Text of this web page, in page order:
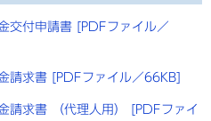
交付申請書 [PDFファイル／
請求書 [PDFファイル／66KB]
請求書 （代理人用） [PDFファイ